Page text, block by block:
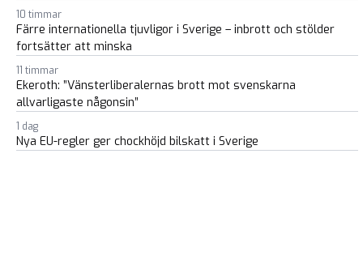
10 timmar
Färre internationella tjuvligor i Sverige – inbrott och stölder
fortsätter att minska
11 timmar
Ekeroth: ”Vänsterliberalernas brott mot svenskarna
allvarligaste någonsin”
1 dag
Nya EU-regler ger chockhöjd bilskatt i Sverige